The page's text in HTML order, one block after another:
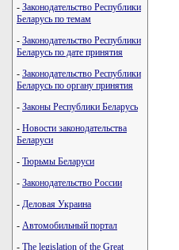
- Законодательство Республики
Беларусь по темам
- Законодательство Республики
Беларусь по дате принятия
- Законодательство Республики
Беларусь по органу принятия
- Законы Республики Беларусь
- Новости законодательства
Беларуси
- Тюрьмы Беларуси
- Законодательство России
- Деловая Украина
- Автомобильный портал
- The legislation of the Great